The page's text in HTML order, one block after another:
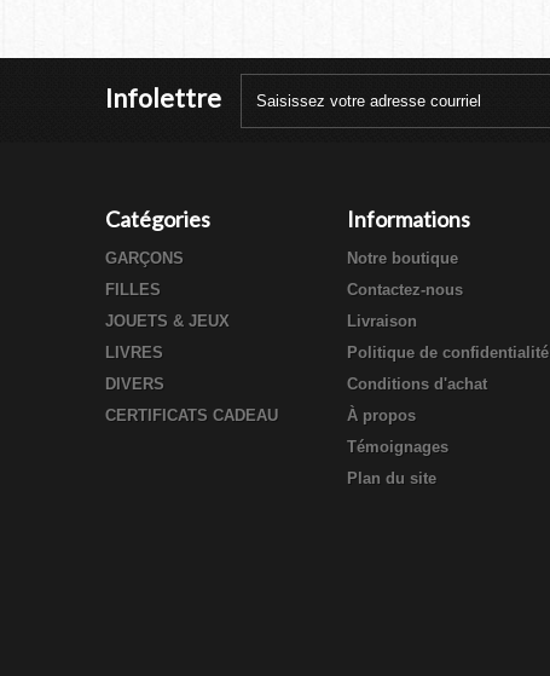
Infolettre
Catégories
GARÇONS
FILLES
JOUETS & JEUX
LIVRES
DIVERS
CERTIFICATS CADEAU
Informations
Notre boutique
Contactez-nous
Livraison
Politique de confidentialité
Conditions d'achat
À propos
Témoignages
Plan du site